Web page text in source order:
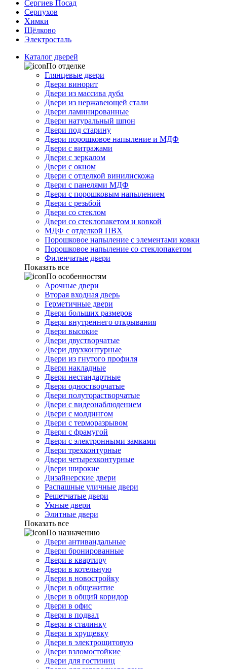
Сергиев Посад
Серпухов
Химки
Щёлково
Электросталь
Каталог дверей
По отделке
Глянцевые двери
Двери винорит
Двери из массива дуба
Двери из нержавеющей стали
Двери ламинированные
Двери натуральный шпон
Двери под старину
Двери порошковое напыление и МДФ
Двери с витражами
Двери с зеркалом
Двери с окном
Двери с отделкой винилискожа
Двери с панелями МДФ
Двери с порошковым напылением
Двери с резьбой
Двери со стеклом
Двери со стеклопакетом и ковкой
МДФ с отделкой ПВХ
Порошковое напыление с элементами ковки
Порошковое напыление со стеклопакетом
Филенчатые двери
Показать все
По особенностям
Арочные двери
Вторая входная дверь
Герметичные двери
Двери больших размеров
Двери внутреннего открывания
Двери высокие
Двери двустворчатые
Двери двухконтурные
Двери из гнутого профиля
Двери накладные
Двери нестандартные
Двери одностворчатые
Двери полуторастворчатые
Двери с видеонаблюдением
Двери с молдингом
Двери с терморазрывом
Двери с фрамугой
Двери с электронными замками
Двери трехконтурные
Двери четырехконтурные
Двери широкие
Дизайнерские двери
Распашные уличные двери
Решетчатые двери
Умные двери
Элитные двери
Показать все
По назначению
Двери антивандальные
Двери бронированные
Двери в квартиру
Двери в котельную
Двери в новостройку
Двери в общежитие
Двери в общий коридор
Двери в офис
Двери в подвал
Двери в сталинку
Двери в хрущевку
Двери в электрощитовую
Двери взломостойкие
Двери для гостиниц